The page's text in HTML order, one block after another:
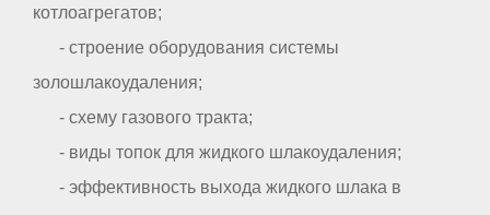
котлоагрегатов;
- строение оборудования системы
золошлакоудаления;
- схему газового тракта;
- виды топок для жидкого шлакоудаления;
- эффективность выхода жидкого шлака в